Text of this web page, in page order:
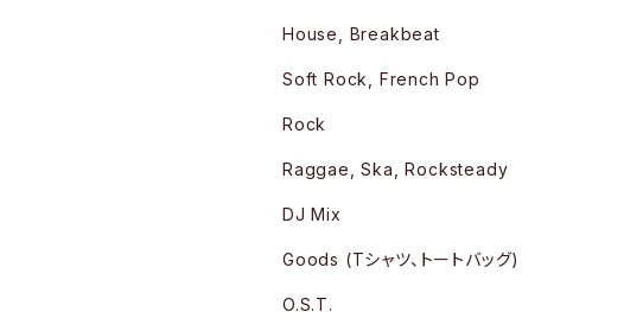
House, Breakbeat
Soft Rock, French Pop
Rock
Raggae, Ska, Rocksteady
DJ Mix
Goods (Tシャツ、トートバッグ)
O.S.T.